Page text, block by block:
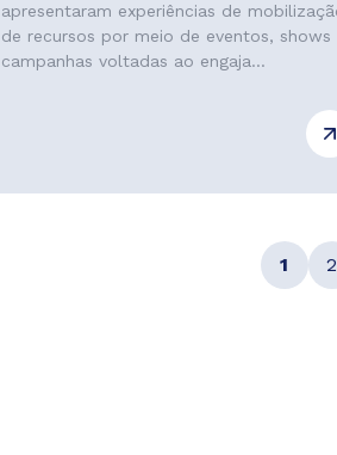
apresentaram experiências de
de recursos por meio de eventos, shows
campanhas voltadas ao engaja...
1 2